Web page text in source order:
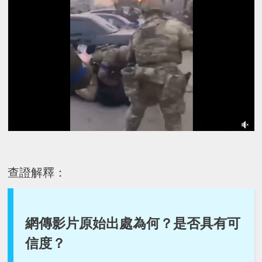
查證解釋：
網傳影片原始出處為何？是否具有可
信度？